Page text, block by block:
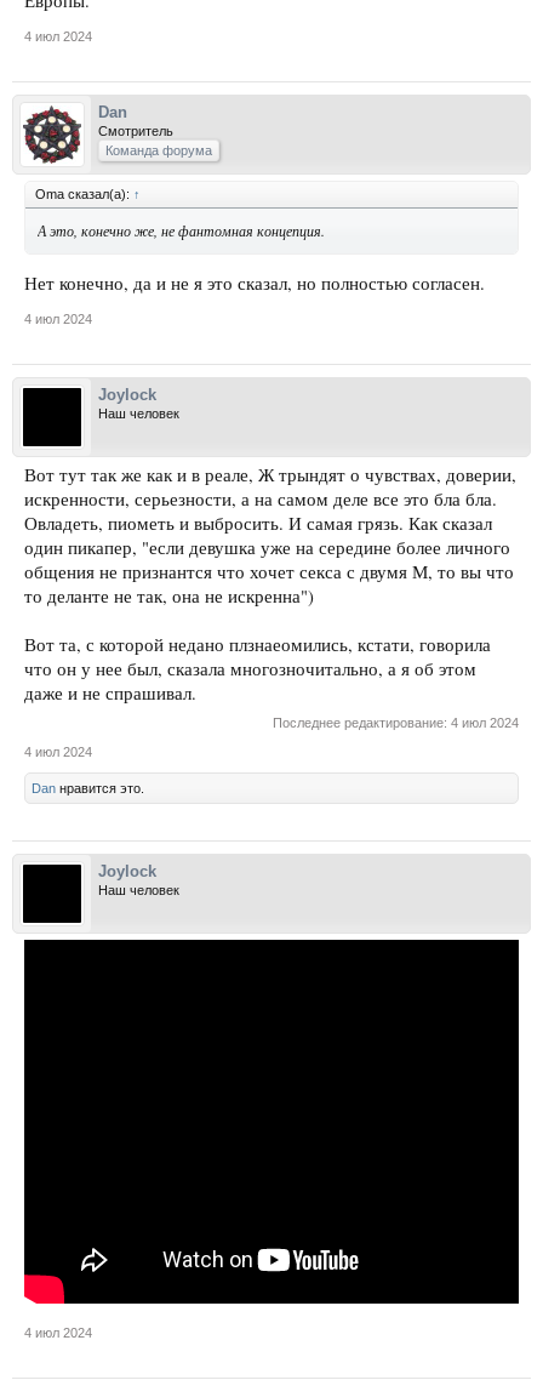
4 июл 2024
Dan
Смотритель
Команда форума
Oma сказал(а): ↑
А это, конечно же, не фантомная концепция.
Нет конечно, да и не я это сказал, но полностью согласен.
4 июл 2024
Joylock
Наш человек
Вот тут так же как и в реале, Ж трындят о чувствах, доверии,
искренности, серьезности, а на самом деле все это бла бла.
Овладеть, пиометь и выбросить. И самая грязь. Как сказал
один пикапер, "если девушка уже на середине более личного
общения не признантся что хочет секса с двумя М, то вы что
то деланте не так, она не искренна")
Вот та, с которой недано плзнаеомились, кстати, говорила
что он у нее был, сказала многозночитально, а я об этом
даже и не спрашивал.
Последнее редактирование: 4 июл 2024
4 июл 2024
Dan нравится это.
Joylock
Наш человек
4 июл 2024